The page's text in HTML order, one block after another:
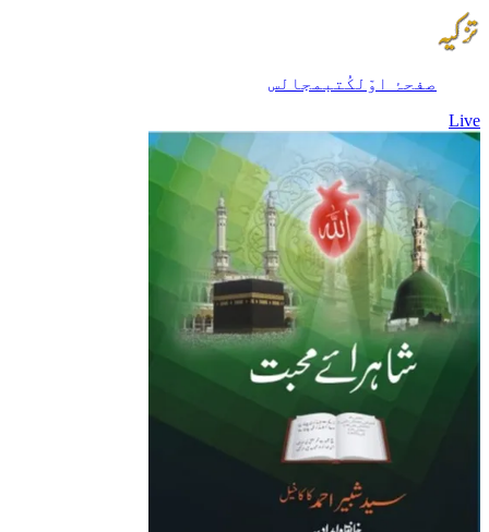
صفحۂ اوّل کُتب مجالس
Live